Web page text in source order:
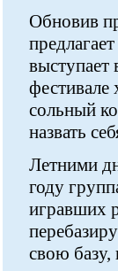
Обновив
фестивале
сольный
назвать
Летними
году
игравших
свою базу,